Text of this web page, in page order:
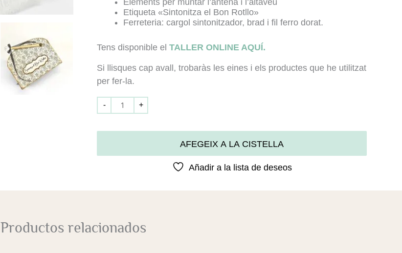
Etiqueta «Sintonitza el Bon Rotllo»
Ferreteria: cargol sintonitzador, brad i fil ferro dorat.
Tens disponible el TALLER ONLINE AQUÍ.
Si llisques cap avall, trobaràs les eines i els productes que he utilitzat
per fer-la.
- +
AFEGEIX A LA CISTELLA
Añadir a la lista de deseos
Productos relacionados